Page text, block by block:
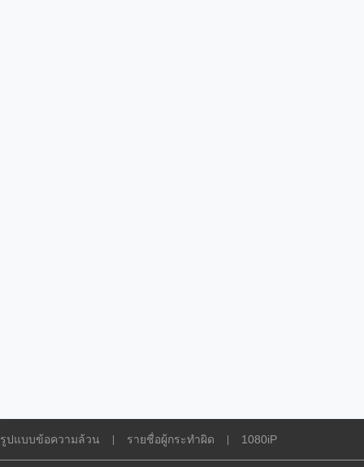
รูปแบบข้อความล้วน รายชื่อผู้กระทำผิด 1080iP